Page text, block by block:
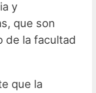
y
que son
de la facultad
que la